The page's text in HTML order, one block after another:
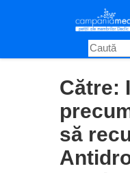
content
Către:
să